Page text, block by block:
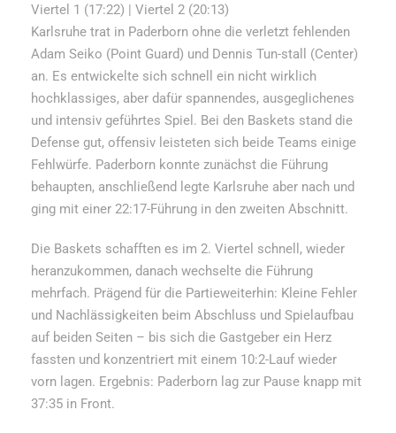
Viertel 1 (17:22) | Viertel 2 (20:13)
Karlsruhe trat in Paderborn ohne die verletzt fehlenden
Adam Seiko (Point Guard) und Dennis Tun-stall (Center)
an. Es entwickelte sich schnell ein nicht wirklich
hochklassiges, aber dafür spannendes, ausgeglichenes
und intensiv geführtes Spiel. Bei den Baskets stand die
Defense gut, offensiv leisteten sich beide Teams einige
Fehlwürfe. Paderborn konnte zunächst die Führung
behaupten, anschließend legte Karlsruhe aber nach und
ging mit einer 22:17-Führung in den zweiten Abschnitt.
Die Baskets schafften es im 2. Viertel schnell, wieder
heranzukommen, danach wechselte die Führung
mehrfach. Prägend für die Partieweiterhin: Kleine Fehler
und Nachlässigkeiten beim Abschluss und Spielaufbau
auf beiden Seiten – bis sich die Gastgeber ein Herz
fassten und konzentriert mit einem 10:2-Lauf wieder
vorn lagen. Ergebnis: Paderborn lag zur Pause knapp mit
37:35 in Front.